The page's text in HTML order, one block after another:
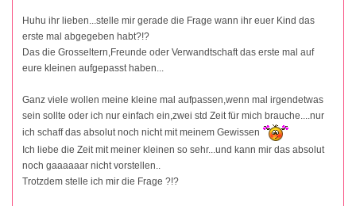
Huhu ihr lieben...stelle mir gerade die Frage wann ihr euer Kind das
erste mal abgegeben habt?!?
Das die Grosseltern,Freunde oder Verwandtschaft das erste mal auf
eure kleinen aufgepasst haben...
Ganz viele wollen meine kleine mal aufpassen,wenn mal irgendetwas
sein sollte oder ich nur einfach ein,zwei std Zeit für mich brauche....nur
ich schaff das absolut noch nicht mit meinem Gewissen
Ich liebe die Zeit mit meiner kleinen so sehr...und kann mir das absolut
noch gaaaaaar nicht vorstellen..
Trotzdem stelle ich mir die Frage ?!?